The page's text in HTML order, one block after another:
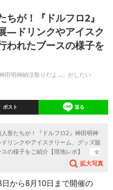
が！『ドルフロ2』
―ドリンクやアイスク
われたブースの様子を
田明神納涼祭りだよ…」がしたい
ポスト 送る
形たちが！『ドルフロ2』神田明神
リンクやアイスクリーム、グッズ販
の様子をご紹介【現地レポ】
全
拡大写真
から8月10日まで開催の